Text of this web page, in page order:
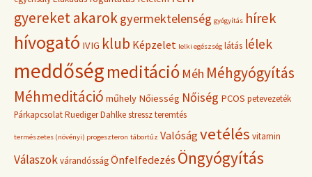
gyereket akarokgyermektelenség gyógyítás hírek
hívogató IVIG klub Képzelet lelki egészség látás lélek
meddőségmeditáció Méh Méhgyógyítás
Méhmeditáció műhely Nőiesség Nőiség PCOS petevezeték
PárkapcsolatRuediger Dahlkestresszteremtés
természetes (növényi) progeszteron tábortűz Valóság vetélés vitamin
VálaszokvárandósságÖnfelfedezés Öngyógyítás